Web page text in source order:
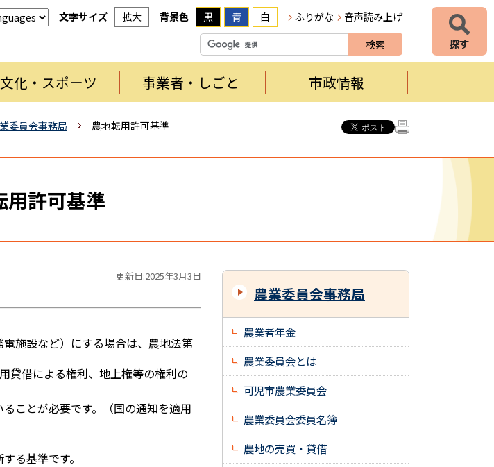
文字サイズ 拡大 背景色 黒 青 白 ふりがな 音声読み上げ
化・スポーツ 事業者・しごと 市政情報
委員会事務局 農地転用許可基準
用許可基準
更新日:2025年3月3日
施設など）にする場合は、農地法第
貸借による権利、地上権等の権利の
ことが必要です。（国の通知を適用
る基準です。
農業委員会事務局
農業者年金
農業委員会とは
可児市農業委員会
農業委員会委員名簿
農地の売買・貸借